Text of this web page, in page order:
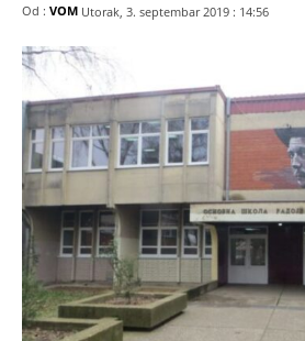
Od : VOM Utorak, 3. septembar 2019 : 14:56